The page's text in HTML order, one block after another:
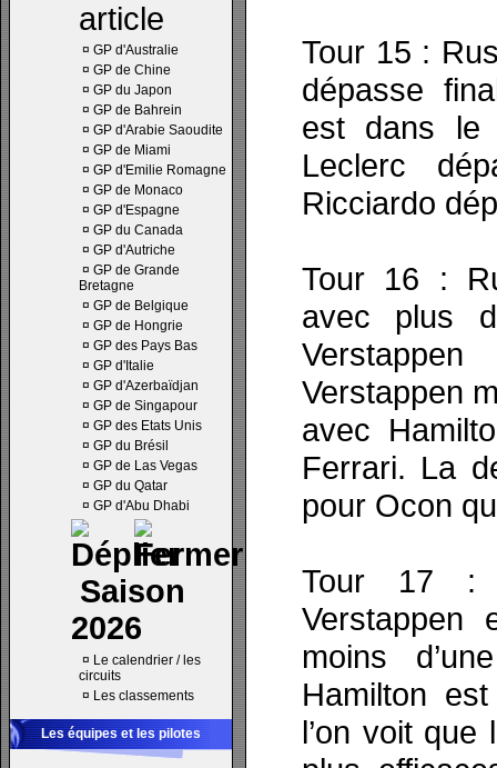
¤ GP d'Australie
¤ GP de Chine
¤ GP du Japon
¤ GP de Bahrein
¤ GP d'Arabie Saoudite
¤ GP de Miami
¤ GP d'Emilie Romagne
¤ GP de Monaco
¤ GP d'Espagne
¤ GP du Canada
¤ GP d'Autriche
¤ GP de Grande
Bretagne
¤ GP de Belgique
¤ GP de Hongrie
¤ GP des Pays Bas
¤ GP d'Italie
¤ GP d'Azerbaïdjan
¤ GP de Singapour
¤ GP des Etats Unis
¤ GP du Brésil
¤ GP de Las Vegas
¤ GP du Qatar
¤ GP d'Abu Dhabi
Saison
2026
¤ Le calendrier / les
circuits
¤ Les classements
Les équipes et les pilotes
Tour 15 :
dépasse
est dans le
Leclerc
Ricciardo
Tour 16 :
avec plus
Verstappen
avec
Ferrari. La
pour Ocon
Tour 17 :
moins
Hamilton
l’on voit